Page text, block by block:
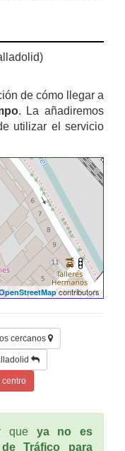
de cómo llegar a
. La añadiremos
utilizar el servicio
contributors
cercanos
centro
que ya no es
Tráfico para